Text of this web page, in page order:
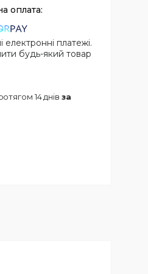
електронні платежі.
будь-який товар
14 днів за